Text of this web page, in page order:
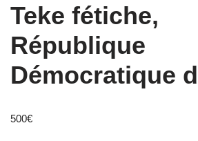
Teke fétiche,
République
Démocratique
500€